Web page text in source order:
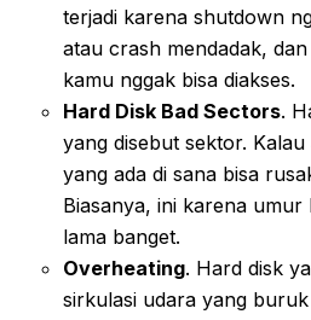
terjadi karena shutdown
atau crash mendadak,
kamu nggak bisa diakses.
Hard Disk Bad Sectors.
yang disebut sektor. Kalau
yang ada di sana bisa
Biasanya, ini karena
lama banget.
Overheating. Hard disk
sirkulasi udara yang